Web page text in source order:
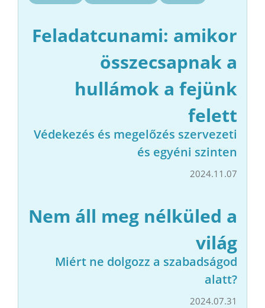
Feladatcunami: amikor
összecsapnak a
hullámok a fejünk
felett
Védekezés és megelőzés szervezeti
és egyéni szinten
2024.11.07
Nem áll meg nélküled a
világ
Miért ne dolgozz a szabadságod
alatt?
2024.07.31